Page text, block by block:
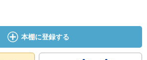
。
られているのは、戦国時代でも今の世
本棚に登録する